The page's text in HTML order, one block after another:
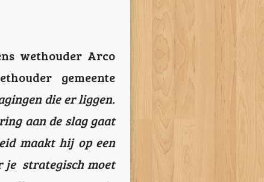
wethouder Arco
gemeente
die er liggen.
aan de slag gaat
maakt hij op een
je strategisch moet